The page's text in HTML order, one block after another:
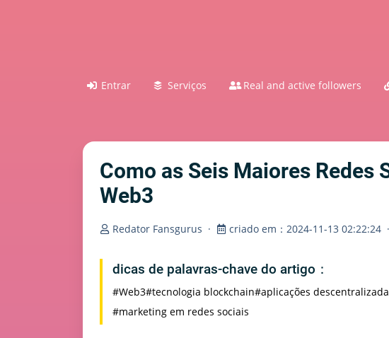
Entrar Serviços Real and active followers
Como as Seis Maiores
Web3
Redator Fansgurus · criado em：2024-11-13 02:22:24 ·
dicas de palavras-chave do artigo：
#Web3#tecnologia blockchain#aplicações
#marketing em redes sociais